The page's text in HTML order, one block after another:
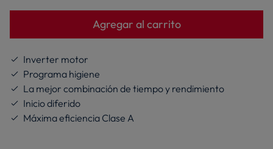
El precio sugerido es el precio de venta que
nosotros, como fabricante, recomendamos, con
el fin de ofrecer una referencia con respecto al
precio de venta final, aunque no haya
descuentos
Agregar al carrito
Inverter motor
Programa higiene
La mejor combinación de tiempo y rendimiento
Inicio diferido
Máxima eficiencia Clase A